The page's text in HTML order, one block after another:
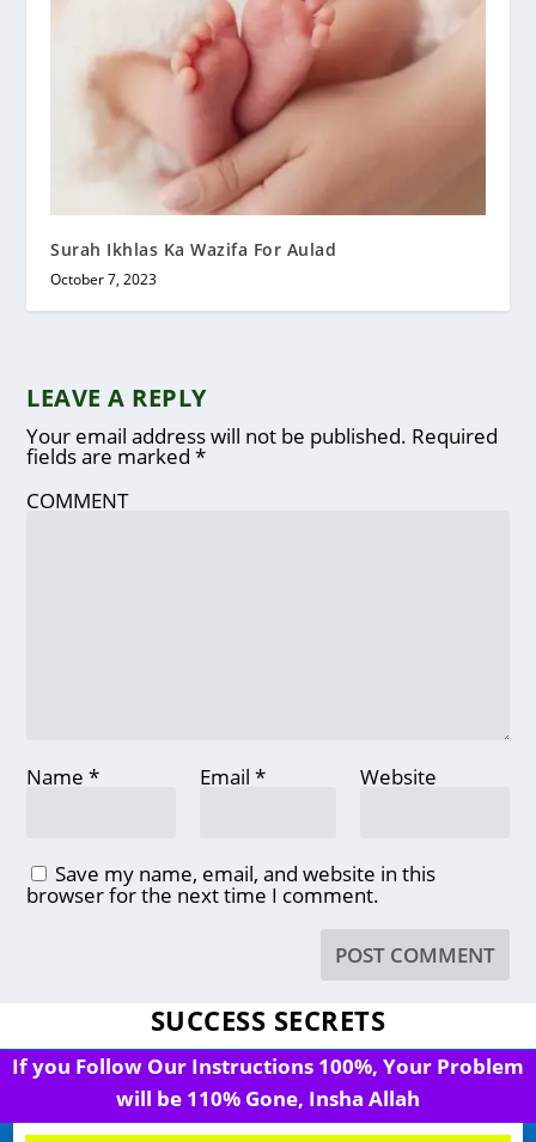
Surah Ikhlas Ka Wazifa For Aulad
October 7, 2023
LEAVE A REPLY
Your email address will not be published. Required
fields are marked*
COMMENT
Name* Email * Website
Save my name, email, and website in this
browser for the next time I comment.
SUCCESS SECRETS
If you Follow Our Instructions 100%, Your Problem
will be 110% Gone, Insha Allah